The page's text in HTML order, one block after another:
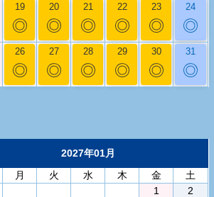
19
◎
20
◎
21
◎
22
◎
23
◎
24
◎
26
◎
27
◎
28
◎
29
◎
30
◎
31
◎
2027年01月
月
火 水 木 金
土
1
2